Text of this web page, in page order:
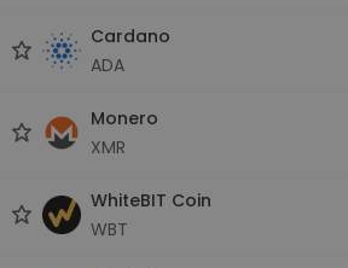
Cardano
ADA
Monero
XMR
WhiteBIT Coin
WBT